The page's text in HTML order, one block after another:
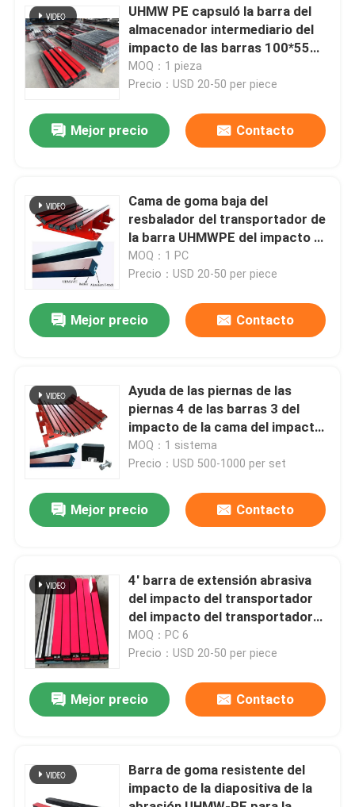
Productos
Videos
Sobre nosotros
Control de Calidad
Contacto
noticias
Trazador de líneas de cerámica del alúmina
UHMW PE capsuló la barra del
almacenador intermediario del
impacto de las barras 100*55m
m 100*75m m del impacto del
transportador
MOQ：1 pieza
Precio：USD 20-50 per piece
Mejor precio Contacto
Cama de goma baja del
resbalador del transportador de
la barra UHMWPE del impacto de
la diapositiva de la fricción
MOQ：1 PC
Precio：USD 20-50 per piece
Mejor precio Contacto
Ayuda de las piernas de las
piernas 4 de las barras 3 del
impacto de la cama del impacto
del resbalador de la ayuda de
rodillo del transportador
MOQ：1 sistema
Precio：USD 500-1000 per set
Mejor precio Contacto
4' barra de extensión abrasiva
del impacto del transportador
del impacto del transportador
de goma de las barras
MOQ：PC 6
Precio：USD 20-50 per piece
Mejor precio Contacto
Barra de goma resistente del
impacto de la diapositiva de la